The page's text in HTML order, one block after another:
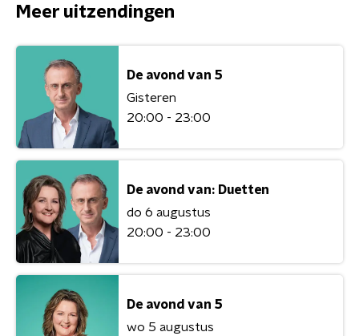
Meer uitzendingen
De avond van 5
Gisteren
20:00 - 23:00
De avond van: Duetten
do 6 augustus
20:00 - 23:00
De avond van 5
wo 5 augustus